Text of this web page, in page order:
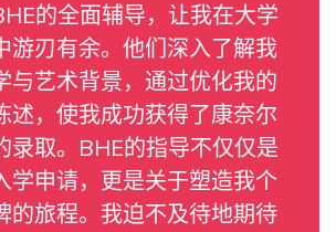
的全面辅导，让我在大学
游刃有余。他们深入了解我
与艺术背景，通过优化我的
述，使我成功获得了康奈尔
录取。BHE的指导不仅仅是
学申请，更是关于塑造我个
的旅程。我迫不及待地期待